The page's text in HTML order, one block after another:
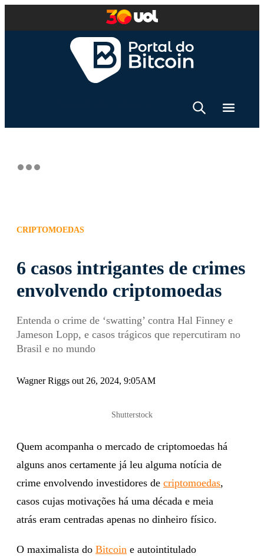
CRIPTOMOEDAS
6 casos intrigantes de crimes
envolvendo criptomoedas
Entenda o crime de ‘swatting’ contra Hal Finney e
Jameson Lopp, e casos trágicos que repercutiram no
Brasil e no mundo
Wagner Riggs out 26, 2024, 9:05AM
Shutterstock
Quem acompanha o mercado de criptomoedas há
alguns anos certamente já leu alguma notícia de
crime envolvendo investidores de criptomoedas,
casos cujas motivações há uma década e meia
atrás eram centradas apenas no dinheiro físico.
O maximalista do Bitcoin e autointitulado